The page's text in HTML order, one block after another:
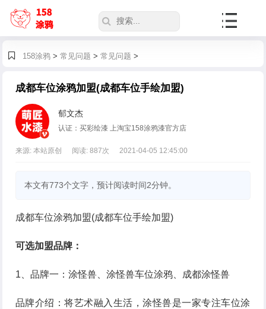
158涂鸦> 常见问题 > 常见问题 >
成都车位涂鸦加盟(成都车位手绘加盟)
郁文杰
认证：买彩绘漆 上淘宝158涂鸦漆官方店
来源: 本站原创 阅读:887次 2021-04-05 12:45:00
本文有773个文字，预计阅读时间2分钟。
成都车位涂鸦加盟(成都车位手绘加盟)
可选加盟品牌：
1、品牌一：涂怪兽、涂怪兽车位涂鸦、成都涂怪兽
品牌介绍：将艺术融入生活，涂怪兽是一家专注车位涂